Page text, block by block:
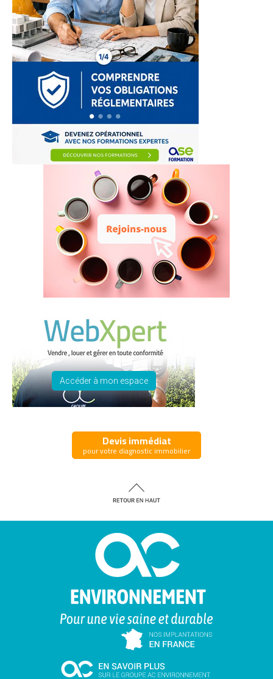
Accéder à mon espace
Devis immédiat
pour votre diagnostic immobilier